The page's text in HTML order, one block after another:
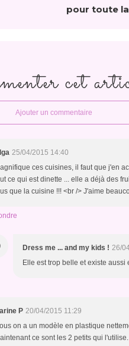
pour toute
cet
Ajouter un commentaire
25/04/2015 14:40
ces cuisines, il faut que j'en
ce qui est dinette ... elle a déjà des
que la cuisine !!! <br /> J'aime
Dress me ... and my kids ! 26/
Elle est trop belle et existe aussi
P 20/04/2015 11:29
on a un modèle en plastique
ce sont les 2 petits qui